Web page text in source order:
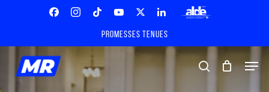
content
Twitter
Linkedin ALDE
Promesses tenues
search